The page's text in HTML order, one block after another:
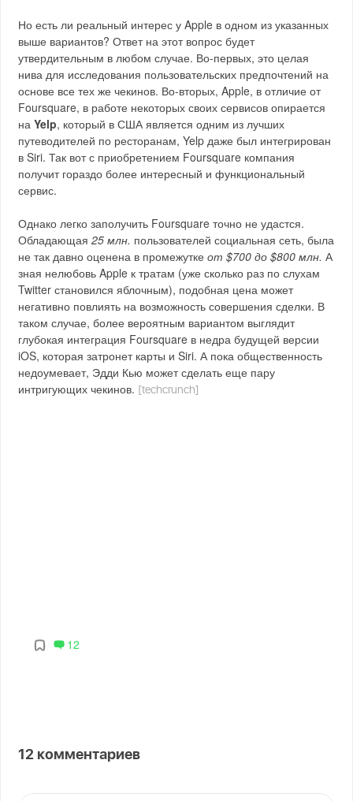
Но есть ли реальный интерес у Apple в одном из указанных
выше вариантов? Ответ на этот вопрос будет
утвердительным в любом случае. Во-первых, это целая
нива для исследования пользовательских предпочтений на
основе все тех же чекинов. Во-вторых, Apple, в отличие от
Foursquare, в работе некоторых своих сервисов опирается
наYelp, который в США является одним из лучших
путеводителей по ресторанам, Yelp даже был интегрирован
в Siri. Так вот с приобретением Foursquare компания
получит гораздо более интересный и функциональный
сервис.
Однако легко заполучить Foursquare точно не удастся.
Обладающая25 млн. пользователей социальная сеть, была
не так давно оценена в промежуткеот $700 до $800 млн. А
зная нелюбовь Apple к тратам (уже сколько раз по слухам
Twitter становился яблочным), подобная цена может
негативно повлиять на возможность совершения сделки. В
таком случае, более вероятным вариантом выглядит
глубокая интеграция Foursquare в недра будущей версии
iOS, которая затронет карты и Siri. А пока общественность
недоумевает, Эдди Кью может сделать еще пару
интригующих чекинов.
[techcrunch]
12
12 комментариев